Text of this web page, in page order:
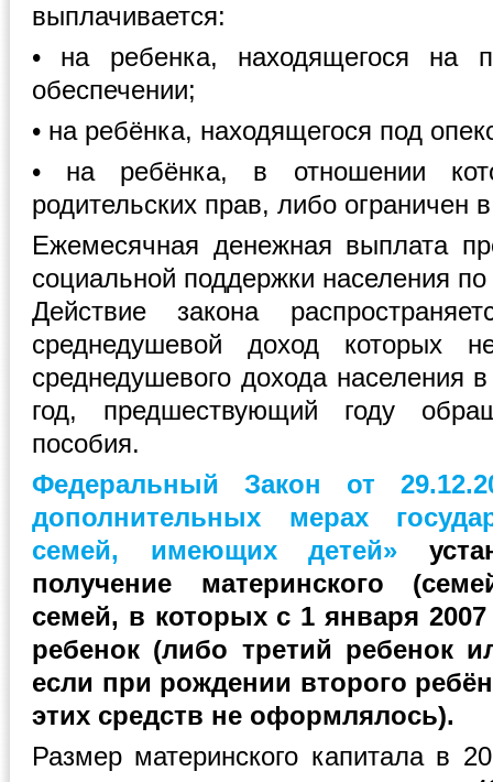
выплачивается:
• на ребенка, находящегося на
обеспечении;
• на ребёнка, находящегося под
• на ребёнка, в отношении
родительских прав, либо ограничен
Ежемесячная денежная выплата
социальной поддержки населения
Действие закона
среднедушевой доход которых
среднедушевого дохода населения
год, предшествующий году
пособия.
Федеральный Закон от
дополнительных мерах
семей, имеющих детей»
получение материнского
семей, в которых с 1 января
ребенок (либо третий ребенок
если при рождении второго
этих средств не оформлялось).
Размер материнского капитала в